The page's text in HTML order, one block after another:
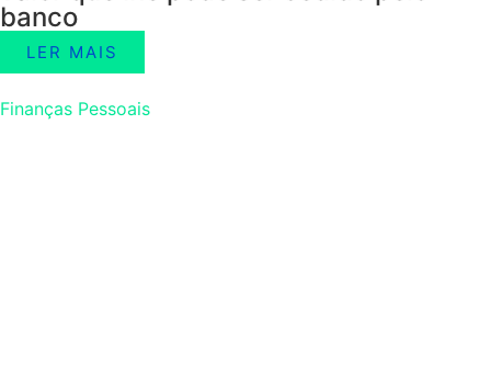
banco
LER MAIS
Finanças Pessoais